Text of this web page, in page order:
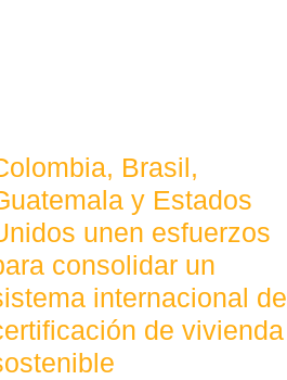
Brasil,
y Estados
unen esfuerzos
consolidar un
internacional de
de vivienda